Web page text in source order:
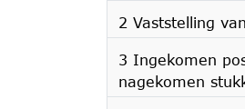
2 Vaststelling
3 Ingekomen
nagekomen